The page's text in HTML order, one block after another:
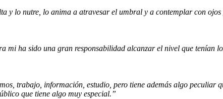
y lo nutre, lo anima a atravesar el umbral y a contemplar con
mi ha sido una gran responsabilidad alcanzar el nivel que tenían
trabajo, información, estudio, pero tiene además algo
que tiene algo muy especial.”